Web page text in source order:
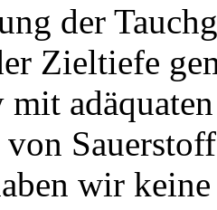
der
Zieltiefe
wir